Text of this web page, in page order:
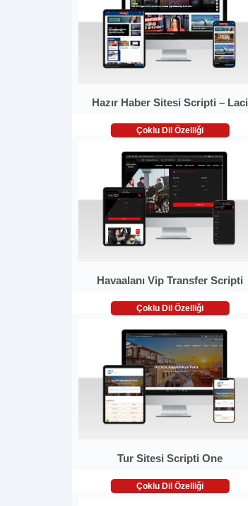
Hazır Haber Sitesi Scripti – Laci
Çoklu Dil Özelliği
Havaalanı Vip Transfer Scripti
Çoklu Dil Özelliği
Tur Sitesi Scripti One
Çoklu Dil Özelliği